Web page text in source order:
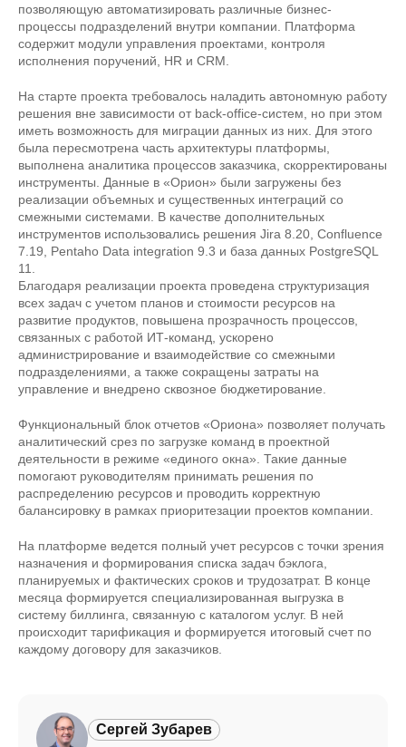
позволяющую автоматизировать различные бизнес-
процессы подразделений внутри компании. Платформа
содержит модули управления проектами, контроля
исполнения поручений, HR и CRM.
На старте проекта требовалось наладить автономную работу
решения вне зависимости от back-office-систем, но при этом
иметь возможность для миграции данных из них. Для этого
была пересмотрена часть архитектуры платформы,
выполнена аналитика процессов заказчика, скорректированы
инструменты. Данные в «Орион» были загружены без
реализации объемных и существенных интеграций со
смежными системами. В качестве дополнительных
инструментов использовались решения Jira 8.20, Confluence
7.19, Pentaho Data integration 9.3 и база данных PostgreSQL
11.
Благодаря реализации проекта проведена структуризация
всех задач с учетом планов и стоимости ресурсов на
развитие продуктов, повышена прозрачность процессов,
связанных с работой ИТ-команд, ускорено
администрирование и взаимодействие со смежными
подразделениями, а также сокращены затраты на
управление и внедрено сквозное бюджетирование.
Функциональный блок отчетов «Ориона» позволяет получать
аналитический срез по загрузке команд в проектной
деятельности в режиме «единого окна». Такие данные
помогают руководителям принимать решения по
распределению ресурсов и проводить корректную
балансировку в рамках приоритезации проектов компании.
На платформе ведется полный учет ресурсов с точки зрения
назначения и формирования списка задач бэклога,
планируемых и фактических сроков и трудозатрат. В конце
месяца формируется специализированная выгрузка в
систему биллинга, связанную с каталогом услуг. В ней
происходит тарификация и формируется итоговый счет по
каждому договору для заказчиков.
Сергей Зубарев